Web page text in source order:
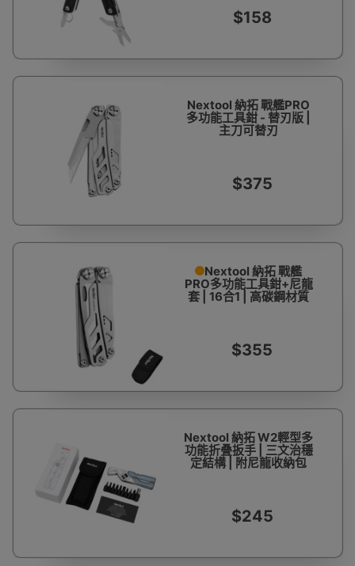
$158
Nextool 納拓 戰艦PRO
多功能工具鉗 - 替刃版 |
主刀可替刃
$375
Nextool 納拓 戰艦
PRO多功能工具鉗+尼龍
套 | 16合1 | 高碳鋼材質
$355
Nextool 納拓 W2輕型多
功能折叠扳手 | 三文治穩
定結構 | 附尼龍收納包
$245